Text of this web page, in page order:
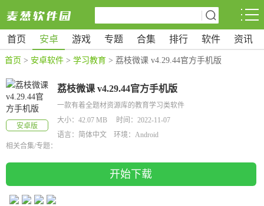
首页 安卓 游戏 专题 合集 排行 软件 资讯
首页 > 安卓软件 > 学习教育 > 荔枝微课 v4.29.44官方手机版
安卓版
荔枝微课 v4.29.44官方手机版
一款有着全题材资源库的教育学习类软件
大小：42.07 MB 时间：2022-11-07
语言：简体中文 环境：Android
相关合集/专题：
开始下载